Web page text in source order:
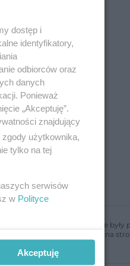
informacje w nim zawarte
informacji zamieszczonych na
dostęp i
identyfikatory,
odbiorców oraz
danych
Ponieważ
„Akceptuję”.
znajdujący
użytkownika,
tylko na tej
serwisów
w Polityce
Akceptuję